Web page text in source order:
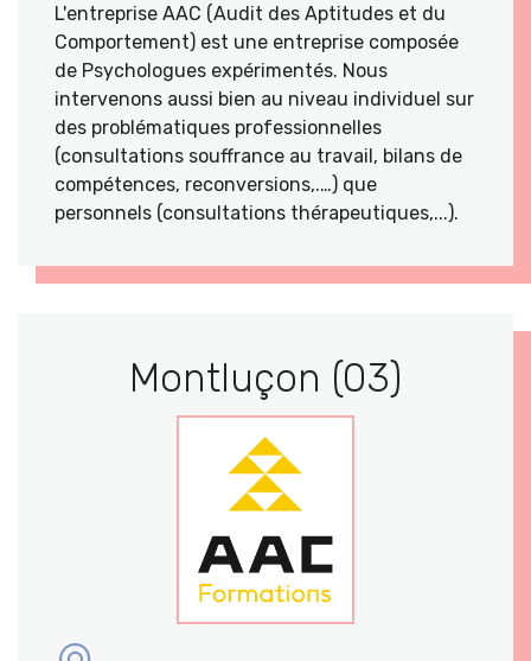
L'entreprise AAC (Audit des Aptitudes et du
Comportement) est une entreprise composée
de Psychologues expérimentés. Nous
intervenons aussi bien au niveau individuel sur
des problématiques professionnelles
(consultations souffrance au travail, bilans de
compétences, reconversions,.…) que
personnels (consultations thérapeutiques,...).
Montluçon (03)